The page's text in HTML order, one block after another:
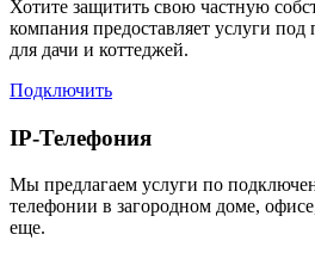
Хотите защитить свою частную
компания предоставляет услуги
для дачи и коттеджей.
Подключить
IP-Телефония
Мы предлагаем услуги по
телефонии в загородном доме,
еще.